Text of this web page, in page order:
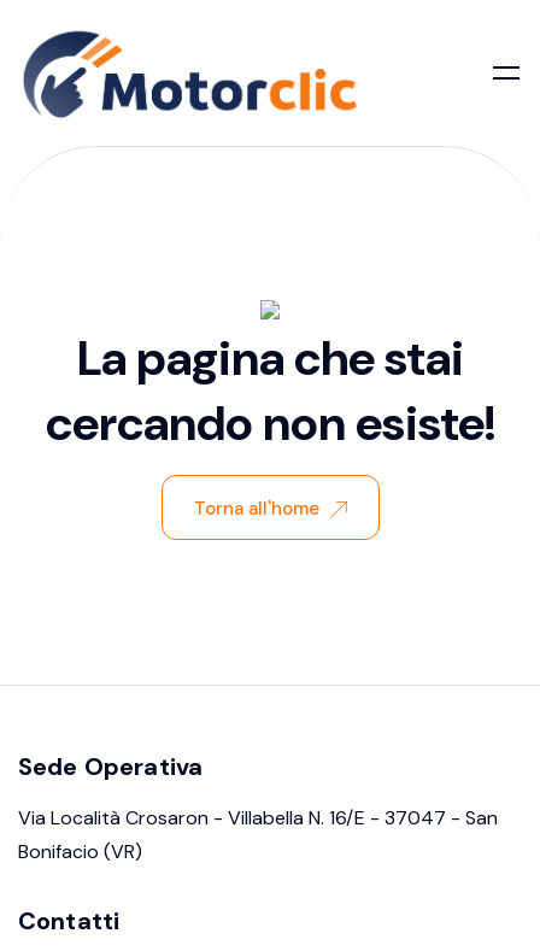
La pagina che stai
cercando non esiste!
Torna all'home
Sede Operativa
Via Località Crosaron - Villabella N. 16/E - 37047 - San
Bonifacio (VR)
Contatti